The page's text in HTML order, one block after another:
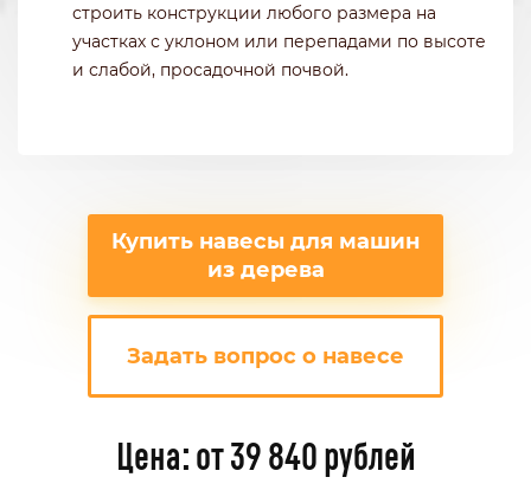
строить конструкции любого размера на
участках с уклоном или перепадами по высоте
и слабой, просадочной почвой.
Купить навесы для машин
из дерева
Задать вопрос о навесе
Цена: от 39 840 рублей